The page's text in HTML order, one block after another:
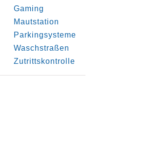
Gaming
Mautstation
Parkingsysteme
Waschstraßen
Zutrittskontrolle